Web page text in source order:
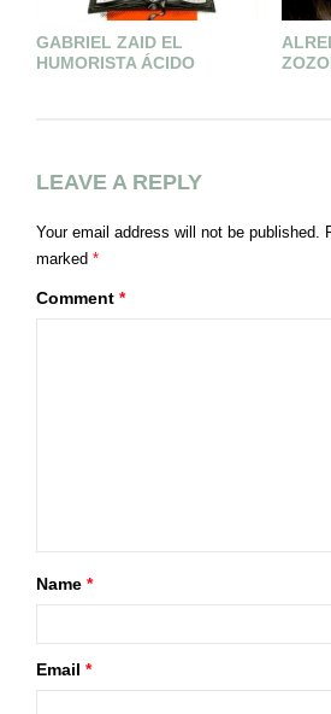
GABRIEL ZAID EL
HUMORISTA ÁCIDO
LEAVE A REPLY
Your email address will not be published.
marked *
Comment *
Name *
Email *